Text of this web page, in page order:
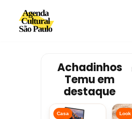
Avançar
Achadinhos
Temu em
destaque
Casa Look